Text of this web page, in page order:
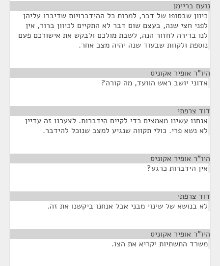
נועם בריימן
כיוון שבסופו של דבר, למרות כל ההידברויות שדיברו עליהן
לפני חצי שנה, בעצם שום דבר לא התקיים לכיוון ברור, אין
לנו ברירה לחזור הנה, לשבת מולכם ולבקש את אישורכם פעם
נוספת ולקוות שבעוד שנה יהיה מצב אחר.
היו”ר אופיר אקוניס
אדוני יושב ראש הוועד, מה קורה?
דוד צרפתי
אנחנו עשינו מאמצים כדי לקיים הידברות. לצערנו זה עדיין
לא נשא פרי. כולי תקווה שנגיע למצב שנוכל להידבר.
היו”ר אופיר אקוניס
אין הידברות כרגע?
דוד צרפתי
לא בנושא של שינוי מבני אבל אנחנו ביקשנו את זה.
היו”ר אופיר אקוניס
משרד התשתיות יקריא את הצו.